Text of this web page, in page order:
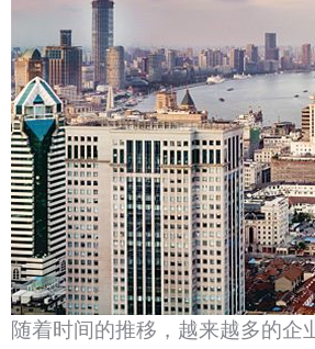
随着时间的推移，越来越多的企